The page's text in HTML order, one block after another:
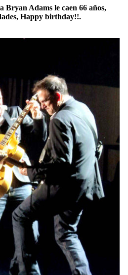
Bryan Adams le caen 66 años,
Happy birthday!!.